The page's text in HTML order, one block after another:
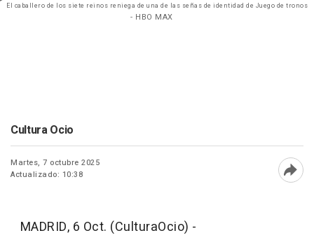
El caballero de los siete reinos reniega de una de las señas de identidad de Juego de tronos
- HBO MAX
Cultura Ocio
Martes, 7 octubre 2025
Actualizado: 10:38
MADRID, 6 Oct. (CulturaOcio) -